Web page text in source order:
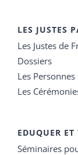
LES JUSTES
Les Justes de
Dossiers
Les Personnes
Les
EDUQUER ET
Séminaires